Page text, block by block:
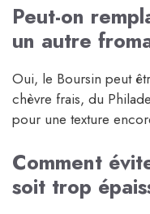
Peut-on
un autre
Oui, le Boursin peut
chèvre frais, du
pour une texture
Comment
soit trop